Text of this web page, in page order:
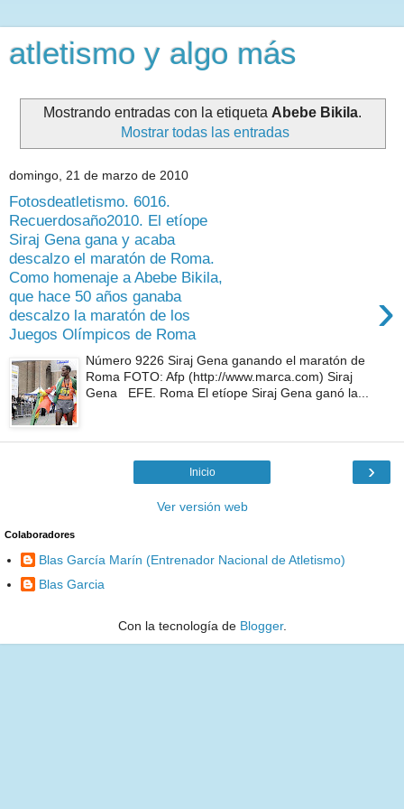
atletismo y algo más
Mostrando entradas con la etiqueta Abebe Bikila.
Mostrar todas las entradas
domingo, 21 de marzo de 2010
Fotosdeatletismo. 6016.
Recuerdosaño2010. El etíope
Siraj Gena gana y acaba
descalzo el maratón de Roma.
Como homenaje a Abebe Bikila,
que hace 50 años ganaba
descalzo la maratón de los
Juegos Olímpicos de Roma
›
Número 9226 Siraj Gena ganando el maratón de
Roma FOTO: Afp (http://www.marca.com) Siraj
Gena EFE. Roma El etíope Siraj Gena ganó la...
›
Inicio
Ver versión web
Colaboradores
Blas García Marín (Entrenador Nacional de Atletismo)
Blas Garcia
Con la tecnología de Blogger.